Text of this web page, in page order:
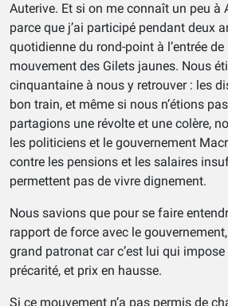
Auterive. Et si on me connaît un peu à
parce que j’ai participé pendant deux
quotidienne du rond-point à l’entrée
mouvement des Gilets jaunes. Nous
cinquantaine à nous y retrouver : les
bon train, et même si nous n’étions
partagions une révolte et une colère,
les politiciens et le gouvernement
contre les pensions et les salaires
permettent pas de vivre dignement.
Nous savions que pour se faire
rapport de force avec le
grand patronat car c’est lui qui
précarité, et prix en hausse.
Si ce mouvement n’a pas permis de